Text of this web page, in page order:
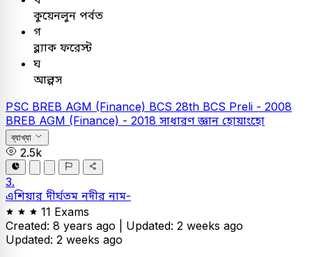
কুয়েনলুন পর্বত
গ
ব্ল্যাক ফরেস্ট
ঘ
আল্পস
PSC BREB AGM (Finance) BCS 28th BCS Preli - 2008
BREB AGM (Finance) - 2018 সাধারণ জ্ঞান হোয়াংহো
ব্যাখ্যা
2.5k
3.
এশিয়ার দীর্ঘতম নদীর নাম-
11 Exams
Created: 8 years ago | Updated: 2 weeks ago
Updated: 2 weeks ago